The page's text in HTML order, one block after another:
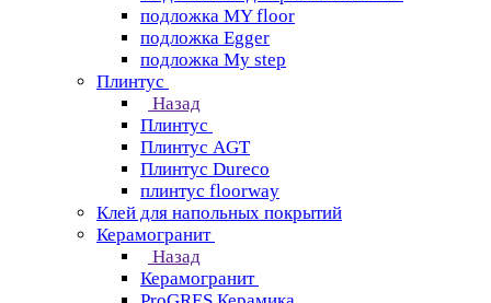
подложка MY floor
подложка Egger
подложка My step
Плинтус
Назад
Плинтус
Плинтус AGT
Плинтус Dureco
плинтус floorway
Клей для напольных покрытий
Керамогранит
Назад
Керамогранит